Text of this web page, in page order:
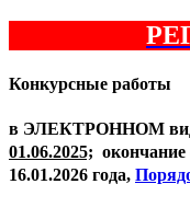
Конкурсные работы
в ЭЛЕКТРОННОМ
01.06.2025;
16.01.2026 года,